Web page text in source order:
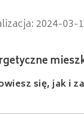
2024-03-
się, jak i